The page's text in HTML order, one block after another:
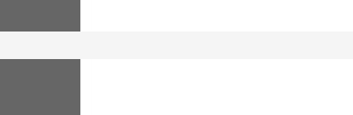
باستقرار السوق البترولية